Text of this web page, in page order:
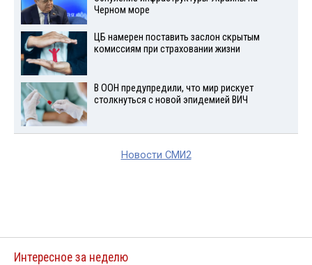
Черном море
ЦБ намерен поставить заслон скрытым
комиссиям при страховании жизни
В ООН предупредили, что мир рискует
столкнуться с новой эпидемией ВИЧ
Новости СМИ2
Интересное за неделю